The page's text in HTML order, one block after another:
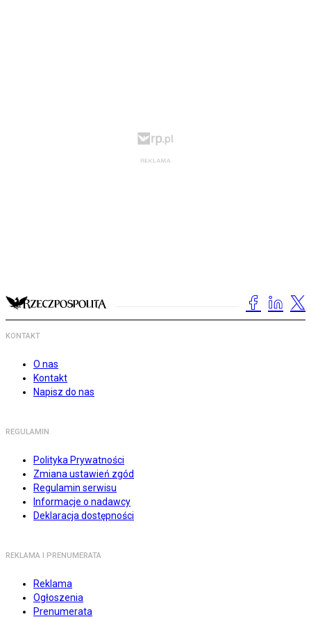
KONTAKT
O nas
Kontakt
Napisz do nas
REGULAMIN
Polityka Prywatności
Zmiana ustawień zgód
Regulamin serwisu
Informacje o nadawcy
Deklaracja dostępności
REKLAMA I PRENUMERATA
Reklama
Ogłoszenia
Prenumerata